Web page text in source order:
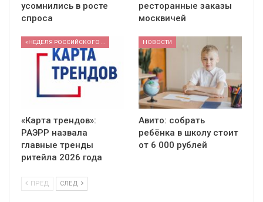
усомнились в росте
спроса
ресторанные заказы
москвичей
«НЕДЕЛЯ РОССИЙСКОГО РИТЕЙЛА» 2026
«Карта трендов»:
РАЭРР назвала
главные тренды
ритейла 2026 года
НОВОСТИ
Авито: собрать
ребёнка в школу стоит
от 6 000 рублей
ПРЕД СЛЕД